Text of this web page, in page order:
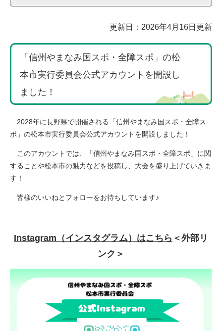
更新日：2026年4月16日更新
「信州やまなみ国スポ・全障スポ」の松
本市実行委員会公式アカウントを開設し
ました！
2028年に長野県で開催される「信州やまなみ国スポ・全障ス
ポ」の松本市実行委員会公式アカウントを開設しました！
このアカウントでは、「信州やまなみ国スポ・全障スポ」に関
することや松本市の魅力などを投稿し、大会を盛り上げていきま
す！
皆様のいいねとフォローをお待ちしています♪
Instagram（インスタグラム）はこちら ＜外部リ
ンク＞